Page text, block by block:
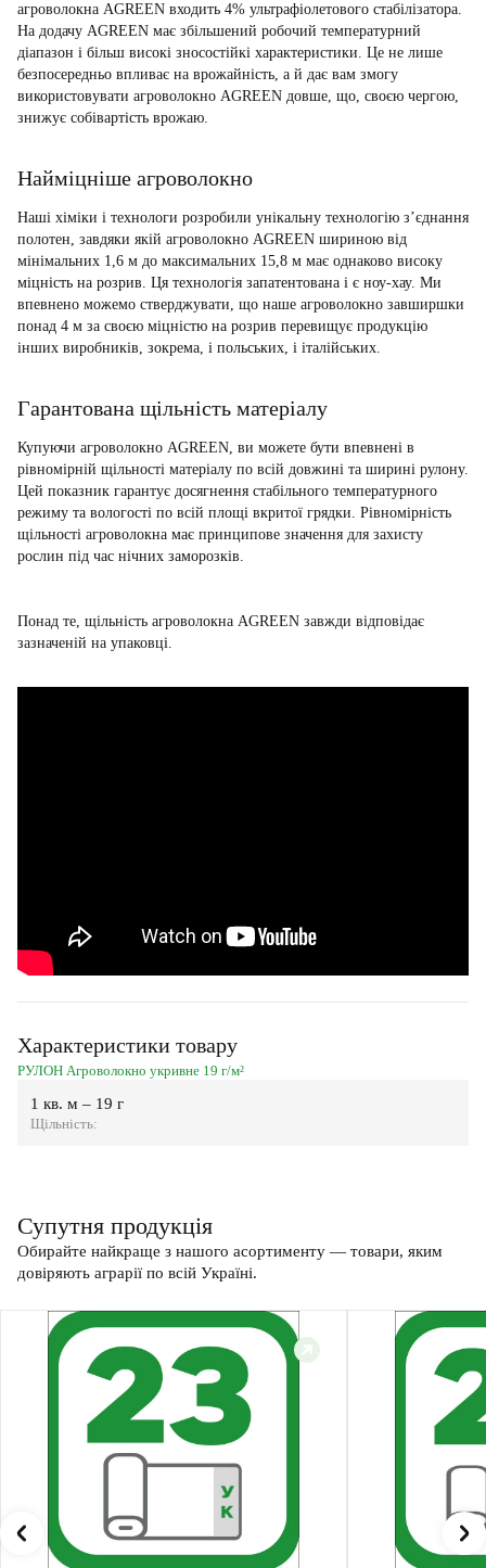
агроволокна AGREEN входить 4% ультрафіолетового стабілізатора.
На додачу AGREEN має збільшений робочий температурний
діапазон і більш високі зносостійкі характеристики. Це не лише
безпосередньо впливає на врожайність, а й дає вам змогу
використовувати агроволокно AGREEN довше, що, своєю чергою,
знижує собівартість врожаю.
Найміцніше агроволокно
Наші хіміки і технологи розробили унікальну технологію з’єднання
полотен, завдяки якій агроволокно AGREEN шириною від
мінімальних 1,6 м до максимальних 15,8 м має однаково високу
міцність на розрив. Ця технологія запатентована і є ноу-хау. Ми
впевнено можемо стверджувати, що наше агроволокно завширшки
понад 4 м за своєю міцністю на розрив перевищує продукцію
інших виробників, зокрема, і польських, і італійських.
Гарантована щільність матеріалу
Купуючи агроволокно AGREEN, ви можете бути впевнені в
рівномірній щільності матеріалу по всій довжині та ширині рулону.
Цей показник гарантує досягнення стабільного температурного
режиму та вологості по всій площі вкритої грядки. Рівномірність
щільності агроволокна має принципове значення для захисту
рослин під час нічних заморозків.
Понад те, щільність агроволокна AGREEN завжди відповідає
зазначеній на упаковці.
Характеристики товару
РУЛОН Агроволокно укривне 19 г/м²
1 кв. м – 19 г
Щільність:
Супутня продукція
Обирайте найкраще з нашого асортименту — товари, яким
довіряють аграрії по всій Україні.